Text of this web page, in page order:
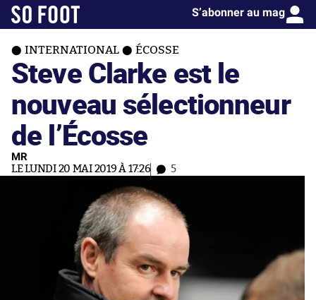
S’abonner au mag
INTERNATIONAL ÉCOSSE
Steve Clarke est le
nouveau sélectionneur
de l’Écosse
MR
LE LUNDI 20 MAI 2019 À 17:26 5